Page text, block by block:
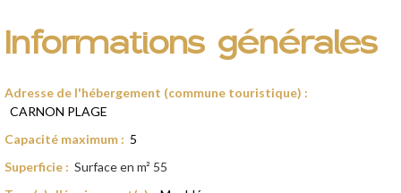
Informations générales
Adresse de l'hébergement (commune touristique) :
CARNON PLAGE
Capacité maximum : 5
Superficie : Surface en m² 55